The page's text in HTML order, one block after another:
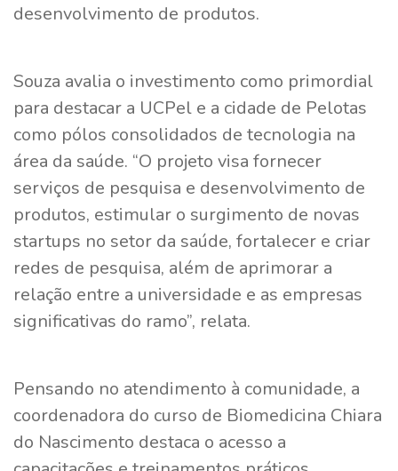
desenvolvimento de produtos.
Souza avalia o investimento como primordial
para destacar a UCPel e a cidade de Pelotas
como pólos consolidados de tecnologia na
área da saúde. “O projeto visa fornecer
serviços de pesquisa e desenvolvimento de
produtos, estimular o surgimento de novas
startups no setor da saúde, fortalecer e criar
redes de pesquisa, além de aprimorar a
relação entre a universidade e as empresas
significativas do ramo”, relata.
Pensando no atendimento à comunidade, a
coordenadora do curso de Biomedicina Chiara
do Nascimento destaca o acesso a